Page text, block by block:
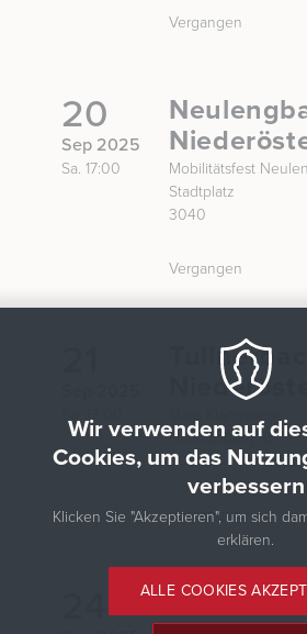
Vergangen
20
Sep 2025
Sa. 17:00
Mobilitätsfest
Stadtplatz
3040
Vergangen
Heinratsberg 69
3004
Vergangen
Wien |
Wir verwenden auf
Cookies, um das
verbessern
Klicken Sie "Akzeptieren", um sich
erklären.
ALLE COOKIES